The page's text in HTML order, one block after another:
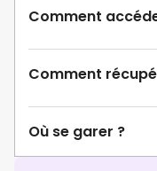
Comment
Comment
Où se garer ?